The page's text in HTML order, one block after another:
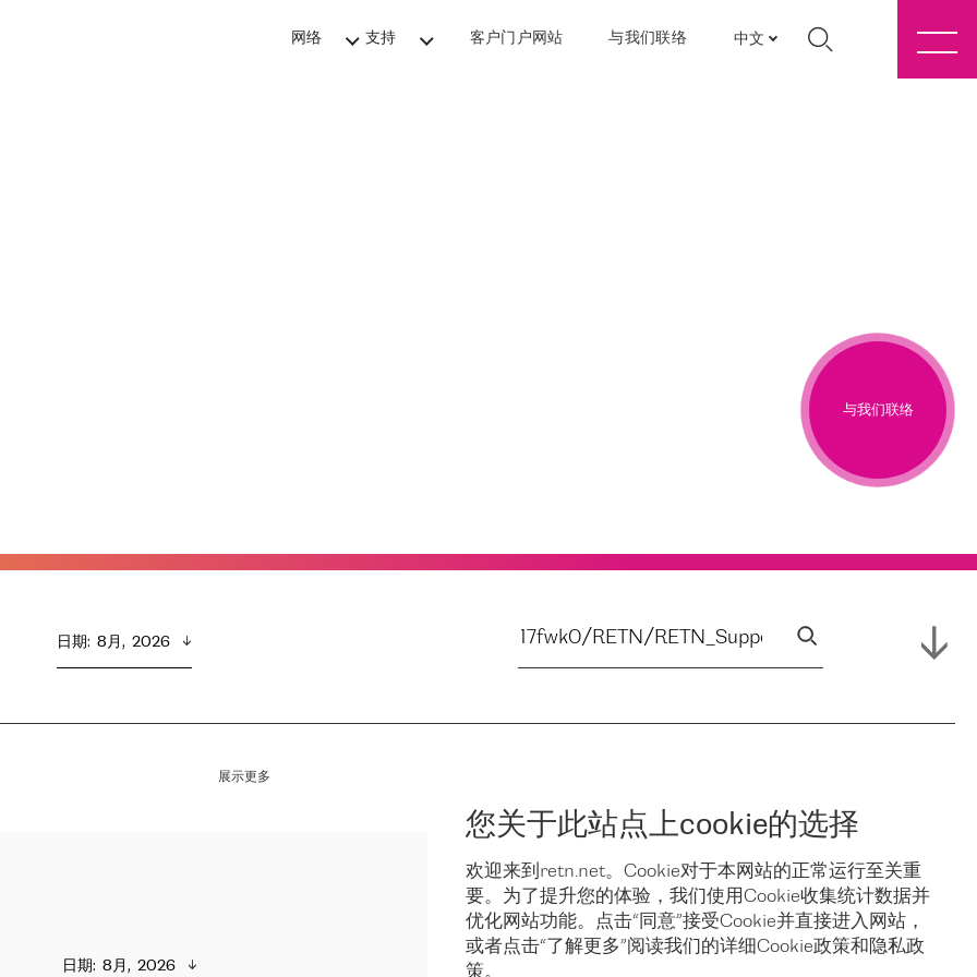
网络 支持 客户门户网站 与我们联络 中文
您关于此站点上cookie的选择
欢迎来到retn.net。Cookie对于本网站的正常运行至关重
要。为了提升您的体验，我们使用Cookie收集统计数据并
优化网站功能。点击“同意”接受Cookie并直接进入网站，
或者点击“了解更多”阅读我们的详细Cookie政策和隐私政
策。
与我们联络
日期: 8月,  2026
展示更多
日期: 8月,  2026